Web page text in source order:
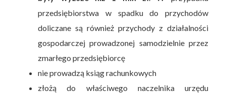
przedsiębiorstwa w spadku do przychodów
doliczane są również przychody z działalności
gospodarczej prowadzonej samodzielnie przez
zmarłego przedsiębiorcę
nie prowadzą ksiąg rachunkowych
złożą do właściwego naczelnika urzędu